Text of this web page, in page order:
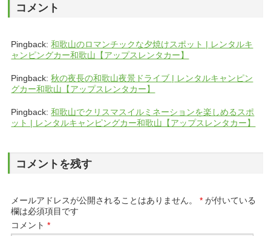
コメント
Pingback:和歌山のロマンチックな夕焼けスポット | レンタルキ
ャンピングカー和歌山【アップスレンタカー】
Pingback:秋の夜長の和歌山夜景ドライブ | レンタルキャンピン
グカー和歌山【アップスレンタカー】
Pingback:和歌山でクリスマスイルミネーションを楽しめるスポ
ット | レンタルキャンピングカー和歌山【アップスレンタカー】
コメントを残す
メールアドレスが公開されることはありません。 * が付いている
欄は必須項目です
コメント*